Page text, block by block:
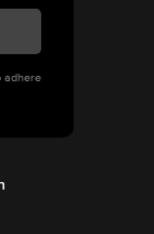
adhere